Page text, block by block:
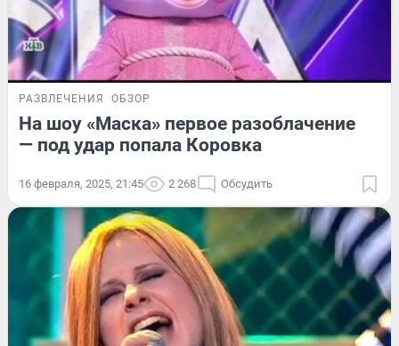
РАЗВЛЕЧЕНИЯ ОБЗОР
На шоу «Маска» первое разоблачение
— под удар попала Коровка
16 февраля, 2025, 21:45 2 268 Обсудить